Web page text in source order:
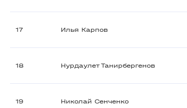
17 Илья Карпов
18 Нурдаулет Танирбергенов
19 Николай Сенченко